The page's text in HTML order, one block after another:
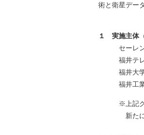
術と衛星デー
１ 実施主体
セーレン（
福井テレビ
福井大学
福井工業
※上記グル
新たに参入